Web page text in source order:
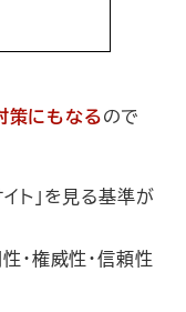
策にもなるので
ト」を見る基準が
・権威性・信頼性